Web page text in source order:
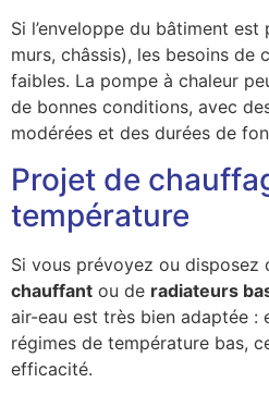
Si l’enveloppe du bâtiment
murs, châssis), les besoins de
faibles. La pompe à chaleur
de bonnes conditions, avec
modérées et des durées de
Projet de
température
Si vous prévoyez ou disposez
chauffant ou de radiateurs
air-eau est très bien adaptée :
régimes de température bas,
efficacité.